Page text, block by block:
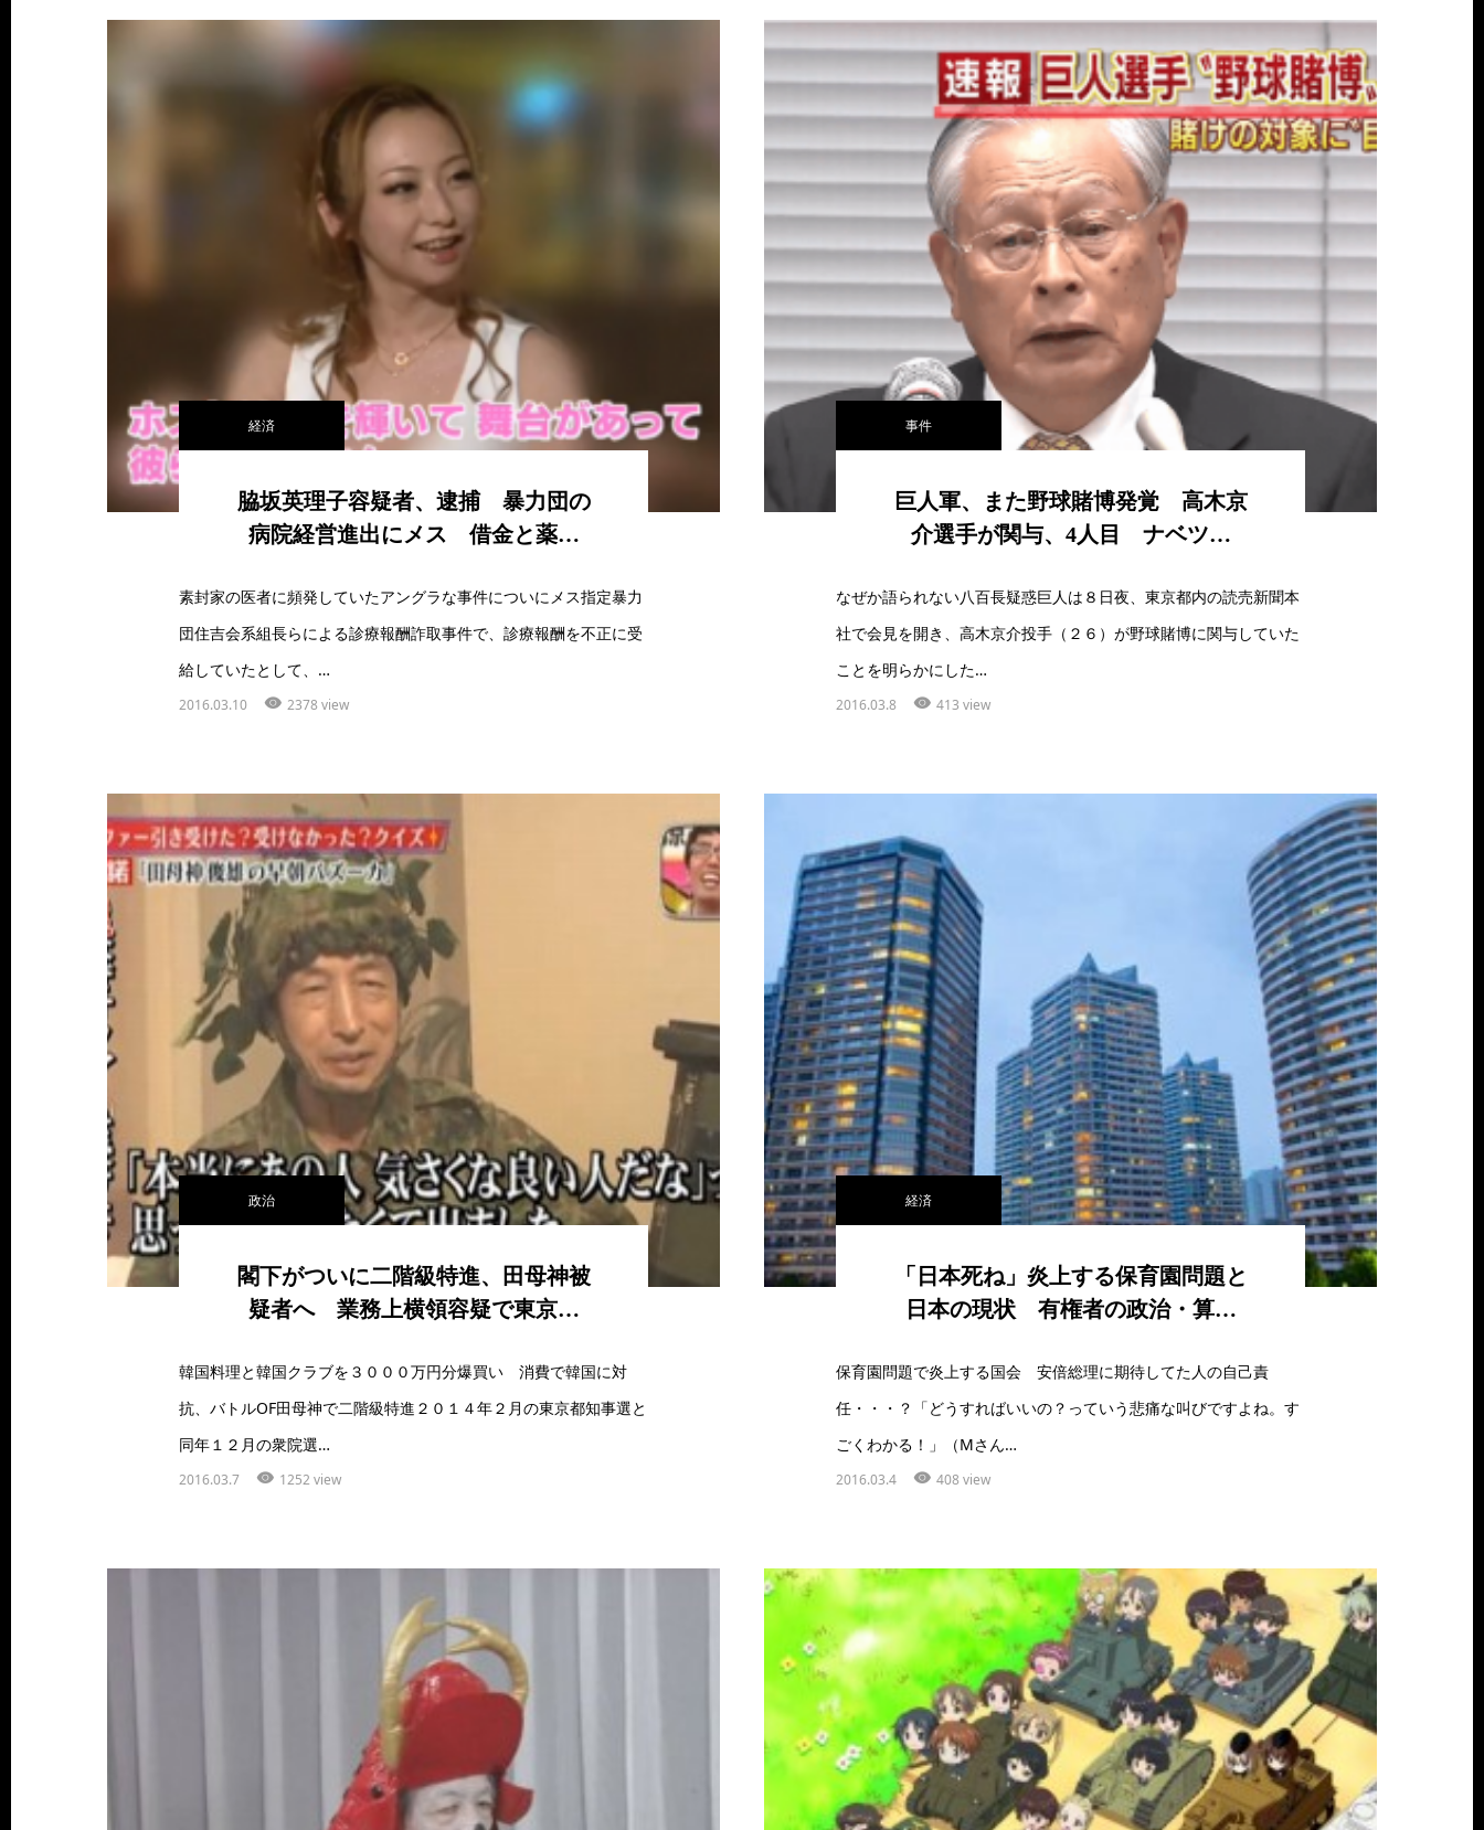
経済
脇坂英理子容疑者、逮捕 暴力団の
病院経営進出にメス 借金と薬…
素封家の医者に頻発していたアングラな事件についにメス指定暴力
団住吉会系組長らによる診療報酬詐取事件で、診療報酬を不正に受
給していたとして、…
2016.03.10 2378 view
事件
巨人軍、また野球賭博発覚 高木京
介選手が関与、4人目 ナベツ…
なぜか語られない八百長疑惑巨人は８日夜、東京都内の読売新聞本
社で会見を開き、高木京介投手（２６）が野球賭博に関与していた
ことを明らかにした…
2016.03.8 413 view
政治
閣下がついに二階級特進、田母神被
疑者へ 業務上横領容疑で東京…
韓国料理と韓国クラブを３０００万円分爆買い 消費で韓国に対
抗、バトルOF田母神で二階級特進２０１４年２月の東京都知事選と
同年１２月の衆院選…
2016.03.7 1252 view
経済
「日本死ね」炎上する保育園問題と
日本の現状 有権者の政治・算…
保育園問題で炎上する国会 安倍総理に期待してた人の自己責
任・・・？「どうすればいいの？っていう悲痛な叫びですよね。す
ごくわかる！」（Mさん…
2016.03.4 408 view